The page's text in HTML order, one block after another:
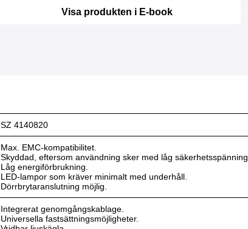
Visa produkten i E-book
SZ 4140820
Max. EMC-kompatibilitet.
Skyddad, eftersom användning sker med låg säkerhetsspänning.
Låg energiförbrukning.
LED-lampor som kräver minimalt med underhåll.
Dörrbrytaranslutning möjlig.
Integrerat genomgångskablage.
Universella fastsättningsmöjligheter.